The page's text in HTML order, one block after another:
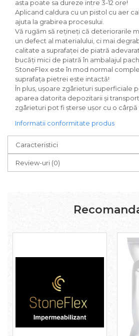
asta poate sa dureze intre 3-12 ore!
Aplicand caldura cu un pistol cu aer
ajuta la grabirea procesului.
Vă rugăm să rețineți că deteriorarile
un defect al materialului, ci mai
calitate a suprafaței de piatră
bucăți mici de piatră în ambalajul
StoneFlex este în mod normal
suprafața pietrei este intactă!
În plus, ușoare zgârieturi superficiale
aparea datorita depozitarii și
zgârieturi pot fi șterse ușor cu o cârpă
Informatii conformitate produs
Caracteristici
Review-uri (0)